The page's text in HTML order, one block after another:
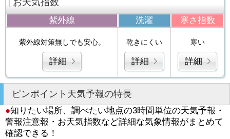
お天気指数
紫外線 洗濯 寒さ指数
紫外線対策無しでも安心。
詳細
乾きにくい
詳細
寒い
詳細
ピンポイント天気予報の特長
●知りたい場所、調べたい地点の3時間単位の天気予報・
警報注意報・お天気指数など詳細な気象情報がまとめて
確認できる！